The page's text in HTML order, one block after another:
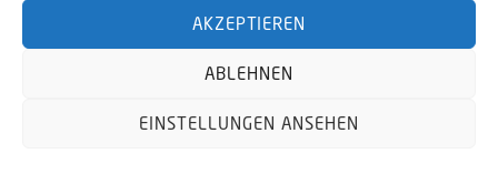
AKZEPTIEREN
ABLEHNEN
EINSTELLUNGEN ANSEHEN
© 2026 Sport Austria Finals. Alle Rechte
vorbehalten. Webdesign by